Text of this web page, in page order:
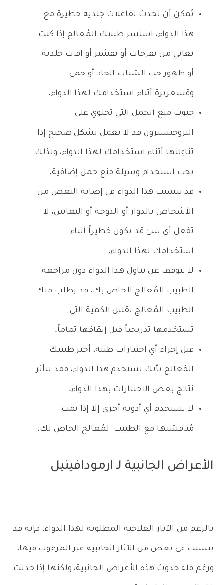
يُمكن أن تحدث تفاعلات جلدية خطيرة مع
هذا الدواء، استشر طبيبك المُعالج إذا كنت
تعاني من تقرحات أو تقشير أو آفات جلدية
أو ظهور حب الشباب الحاد أو حمى
وقشعريرة أثناء استخدامك لهذا الدواء.
حبوب منع الحمل التي تحتوي على
البروجيسترون قد لا تعمل بشكل صحيح إذا
تناولتها أثناء استخدامك لهذا الدواء، ولذلك
يجب استخدام وسيلة منع حمل إضافية.
قد يتسبب هذا الدواء في إصابة البعض من
الأشخاص بالدوار أو الدوخة أو النعاس، لا
تفعل أي شئ قد يكون خطيراً أثناء
استخدامك لهذا الدواء.
لا تتوقف عن تناول هذا الدواء دون مراجعة
الطبيب المُعالج الخاص بك، قد يطلب منك
الطبيب المُعالج تقليل الكمية التي
تستخدمها تدريجياً قبل إيقافها تماماً.
قبل إجراء أي اختبارات طبية، أخبر طبيبك
المُعالج بأنك تستخدم هذا الدواء، فقد تتأثر
نتائج بعض الاختبارات بهذا الدواء.
لا تستخدم أي أدوية أخرى إلا إذا تمت
مُناقشتها مع الطبيب المُعالج الخاص بك.
الأعراض الجانبية لـ ارمودافينيل
بالرغم من الآثار العلاجية المطلوبة لهذا الدواء، فإنه قد
يتسبب في بعض من الآثار الجانبية غير المرغوب فيها،
ورغم قلة حدوث هذه الأعراض الجانبية، ولكنها إذا حدثت